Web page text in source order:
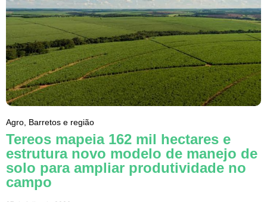
Agro Barretos e região
Tereos mapeia 162 mil hectares e
estrutura novo modelo de manejo de
solo para ampliar produtividade no
campo